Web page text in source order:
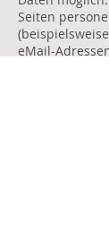
Seiten
eMail-